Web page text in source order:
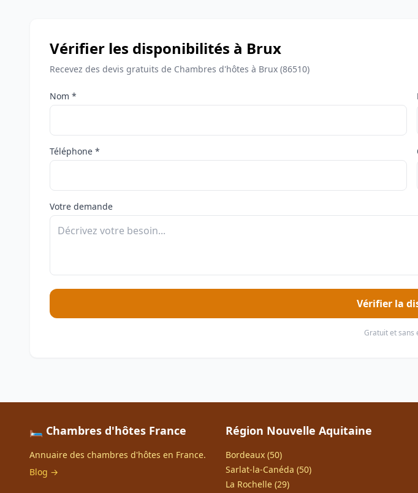
Vérifier les disponibilités à Brux
Recevez des devis gratuits de Chambres d'hôtes à Brux (86510)
Nom *
Téléphone *
Votre demande
Vérifier la
Gratuit et sans
🛏️ Chambres d'hôtes France
Annuaire des chambres d'hôtes en France.
Blog →
Région Nouvelle Aquitaine
Bordeaux (50)
Sarlat-la-Canéda (50)
La Rochelle (29)